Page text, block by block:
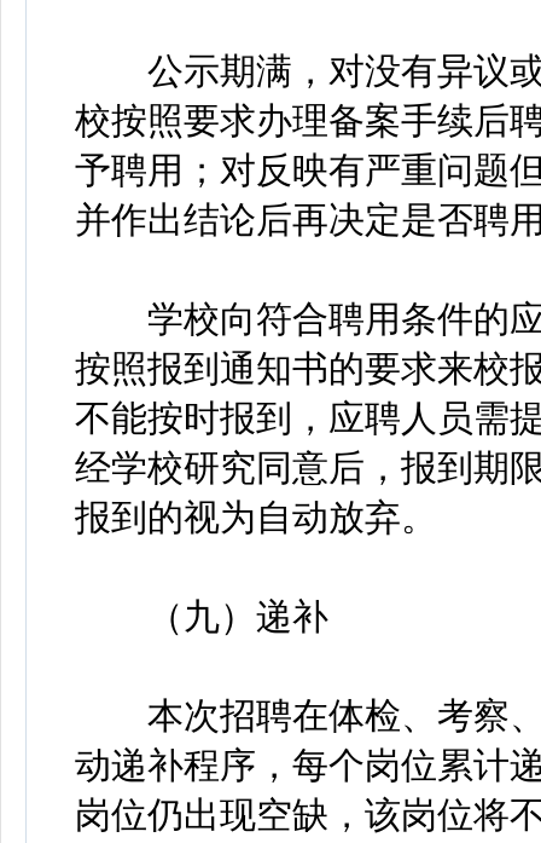
公示期满，对没有异议或
校按照要求办理备案手续后
予聘用；对反映有严重问题
并作出结论后再决定是否聘
学校向符合聘用条件的应
按照报到通知书的要求来校
不能按时报到，应聘人员需
经学校研究同意后，报到期
报到的视为自动放弃。
（九）递补
本次招聘在体检、考察、
动递补程序，每个岗位累计
岗位仍出现空缺，该岗位将